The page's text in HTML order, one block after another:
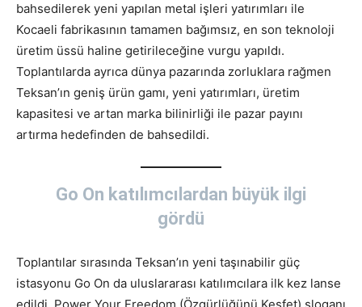
bahsedilerek yeni yapılan metal işleri yatırımları ile
Kocaeli fabrikasının tamamen bağımsız, en son teknoloji
üretim üssü haline getirileceğine vurgu yapıldı.
Toplantılarda ayrıca dünya pazarında zorluklara rağmen
Teksan’ın geniş ürün gamı, yeni yatırımları, üretim
kapasitesi ve artan marka bilinirliği ile pazar payını
artırma hedefinden de bahsedildi.
Go On katılımcılardan büyük ilgi
gördü
Toplantılar sırasında Teksan’ın yeni taşınabilir güç
istasyonu Go On da uluslararası katılımcılara ilk kez lanse